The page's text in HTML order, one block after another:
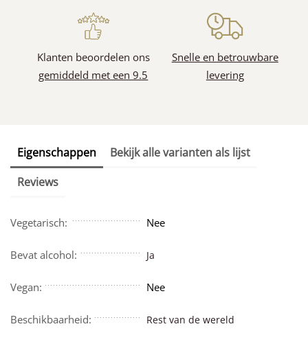
Klanten beoordelen ons
gemiddeld met een 9.5
Snelle en betrouwbare
levering
Eigenschappen
Bekijk alle varianten als lijst
Reviews
Vegetarisch: Nee
Bevat alcohol: Ja
Vegan: Nee
Beschikbaarheid: Rest van de wereld